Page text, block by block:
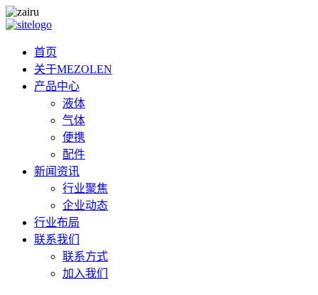
首页
关于MEZOLEN
产品中心
液体
气体
便携
配件
新闻资讯
行业聚焦
企业动态
行业布局
联系我们
联系方式
加入我们